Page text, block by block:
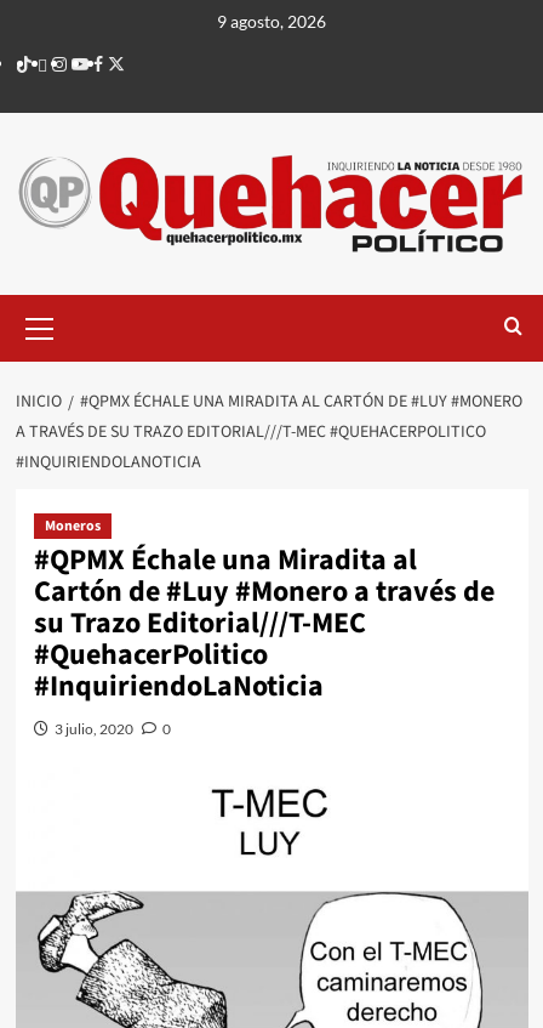
contenido
9 agosto, 2026
TikTok
threads
Instagram
Youtube
Facebook
X
principal
INICIO
#QPMX ÉCHALE UNA MIRADITA AL CARTÓN DE #LUY #MONERO
A TRAVÉS DE SU TRAZO EDITORIAL///T-MEC #QUEHACERPOLITICO
#INQUIRIENDOLANOTICIA
Moneros
#QPMX Échale una Miradita al
Cartón de #Luy #Monero a través de
su Trazo Editorial///T-MEC
#QuehacerPolitico
#InquiriendoLaNoticia
3 julio, 2020 0